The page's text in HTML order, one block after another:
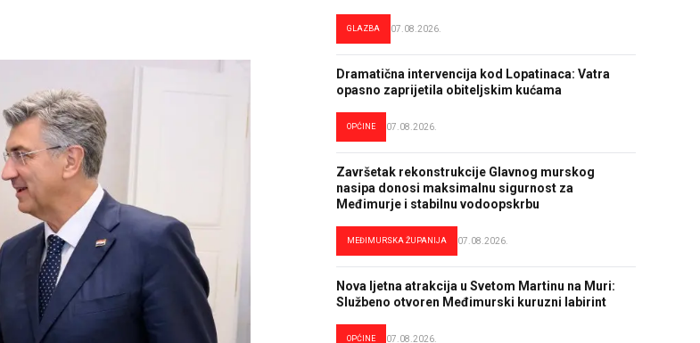
GLAZBA 07.08.2026.
Dramatična intervencija kod Lopatinaca: Vatra
opasno zaprijetila obiteljskim kućama
OPĆINE 07.08.2026.
Završetak rekonstrukcije Glavnog murskog
nasipa donosi maksimalnu sigurnost za
Međimurje i stabilnu vodoopskrbu
MEĐIMURSKA ŽUPANIJA 07.08.2026.
Nova ljetna atrakcija u Svetom Martinu na Muri:
Službeno otvoren Međimurski kuruzni labirint
OPĆINE 07.08.2026.